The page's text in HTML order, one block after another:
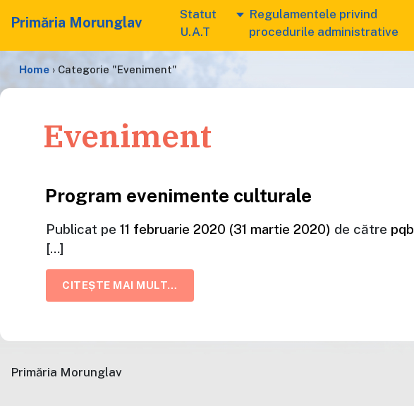
Primăria Morunglav
Statut
U.A.T
Regulamentele privind
procedurile administrative
Home › Categorie "Eveniment"
Eveniment
Program evenimente culturale
Publicat pe 11 februarie 2020 (31 martie 2020) de către pqb
[…]
CITEȘTE MAI MULT…
Primăria Morunglav